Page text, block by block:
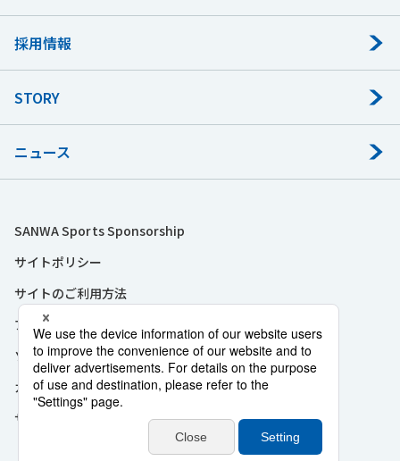
採用情報
STORY
ニュース
SANWA Sports Sponsorship
サイトポリシー
サイトのご利用方法
プライバシーポリシー
ソーシャルメディアポリシー
カスタマーハラスメントに対する基本方針
サイトマップ